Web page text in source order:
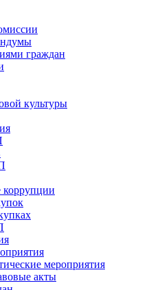
граждан
культуры
коррупции
мероприятия
акты